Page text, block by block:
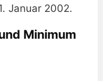
Januar 2002.
Minimum